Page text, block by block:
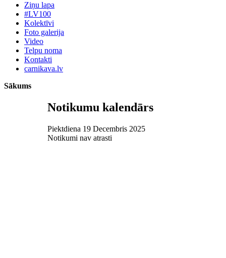
Ziņu lapa
#LV100
Kolektīvi
Foto galerija
Video
Telpu noma
Kontakti
carnikava.lv
Sākums
Notikumu kalendārs
Piektdiena 19 Decembris 2025
Notikumi nav atrasti